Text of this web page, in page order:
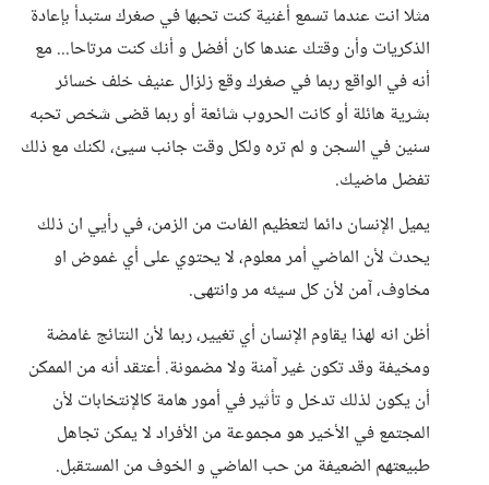
مثلا انت عندما تسمع أغنية كنت تحبها في صغرك ستبدأ بإعادة
الذكريات وأن وقتك عندها كان أفضل و أنك كنت مرتاحا... مع
أنه في الواقع ربما في صغرك وقع زلزال عنيف خلف خسائر
بشرية هائلة أو كانت الحروب شائعة أو ربما قضى شخص تحبه
سنين في السجن و لم تره ولكل وقت جانب سيئ، لكنك مع ذلك
تفضل ماضيك.
يميل الإنسان دائما لتعظيم الفاىت من الزمن، في رأيي ان ذلك
يحدث لأن الماضي أمر معلوم، لا يحتوي على أي غموض او
مخاوف، آمن لأن كل سيئه مر وانتهى.
أظن انه لهذا يقاوم الإنسان أي تغيير، ربما لأن النتائج غامضة
ومخيفة وقد تكون غير آمنة ولا مضمونة. أعتقد أنه من الممكن
أن يكون لذلك تدخل و تأثير في أمور هامة كالإنتخابات لأن
المجتمع في الأخير هو مجموعة من الأفراد لا يمكن تجاهل
طبيعتهم الضعيفة من حب الماضي و الخوف من المستقبل.